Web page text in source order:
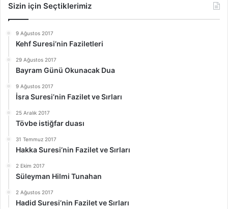
Sizin için Seçtiklerimiz
9 Ağustos 2017
Kehf Suresi’nin Faziletleri
29 Ağustos 2017
Bayram Günü Okunacak Dua
9 Ağustos 2017
İsra Suresi’nin Fazilet ve Sırları
25 Aralık 2017
Tövbe istiğfar duası
31 Temmuz 2017
Hakka Suresi’nin Fazilet ve Sırları
2 Ekim 2017
Süleyman Hilmi Tunahan
2 Ağustos 2017
Hadid Suresi’nin Fazilet ve Sırları